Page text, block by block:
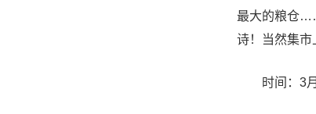
最大的粮仓
诗！当然集市
时间：3月